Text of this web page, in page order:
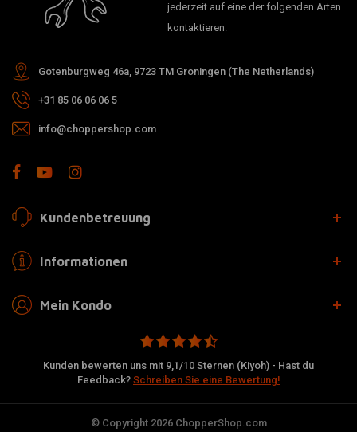
jederzeit auf eine der folgenden Arten
kontaktieren.
Gotenburgweg 46a, 9723 TM Groningen (The Netherlands)
+31 85 06 06 06 5
info@choppershop.com
Kundenbetreuung
Informationen
Mein Kondo
Kunden bewerten uns mit 9,1/10 Sternen (Kiyoh) - Hast du
Feedback? Schreiben Sie eine Bewertung!
© Copyright 2026 ChopperShop.com